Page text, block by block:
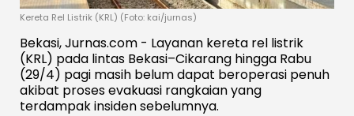
Kereta Rel Listrik (KRL) (Foto: kai/jurnas)
Bekasi, Jurnas.com - Layanan kereta rel listrik
(KRL) pada lintas Bekasi–Cikarang hingga Rabu
(29/4) pagi masih belum dapat beroperasi penuh
akibat proses evakuasi rangkaian yang
terdampak insiden sebelumnya.